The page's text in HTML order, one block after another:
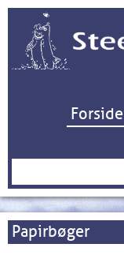
Forside
Søg
Papirbøger